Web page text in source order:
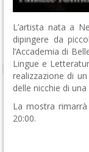
L’artista nata a
dipingere da
l’Accademia di
Lingue e
realizzazione di
delle nicchie di
La mostra
20:00.